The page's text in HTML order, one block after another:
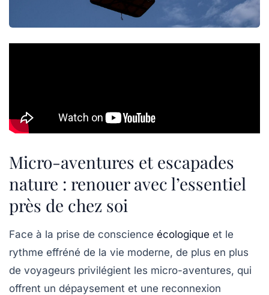
Micro-aventures et escapades
nature : renouer avec l’essentiel
près de chez soi
Face à la prise de conscience écologique et le
rythme effréné de la vie moderne, de plus en plus
de voyageurs privilégient les micro-aventures, qui
offrent un dépaysement et une reconnexion